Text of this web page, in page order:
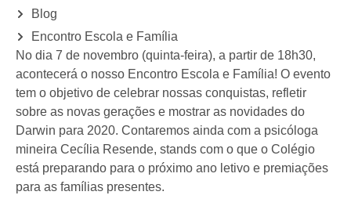
Blog
Encontro Escola e Família
No dia 7 de novembro (quinta-feira), a partir de 18h30,
acontecerá o nosso Encontro Escola e Família! O evento
tem o objetivo de celebrar nossas conquistas, refletir
sobre as novas gerações e mostrar as novidades do
Darwin para 2020. Contaremos ainda com a psicóloga
mineira Cecília Resende, stands com o que o Colégio
está preparando para o próximo ano letivo e premiações
para as famílias presentes.